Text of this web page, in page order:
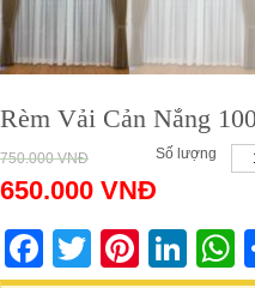
Rèm Vải Cản Nắng
750.000VNĐ
650.000 VNĐ
Số lượng
Facebook
Twitter